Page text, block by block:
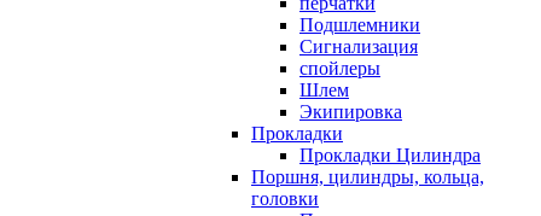
Подшлемники
Сигнализация
спойлеры
Шлем
Экипировка
Прокладки
Прокладки Цилиндра
Поршня, цилиндры, кольца,
головки